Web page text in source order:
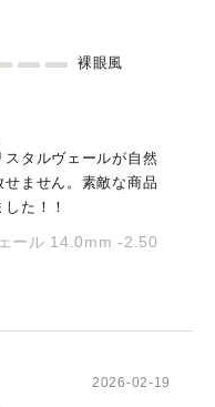
裸眼風
タルヴェールが自然
ません。素敵な商品
た！！
ール 14.0mm -2.50
2026-02-19